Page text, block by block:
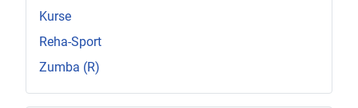
Kurse
Reha-Sport
Zumba (R)